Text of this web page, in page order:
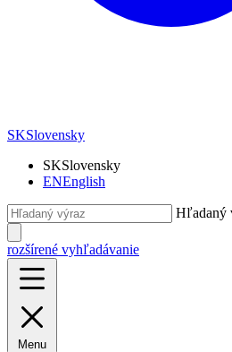
SKSlovensky
SKSlovensky
ENEnglish
Hľadaný
rozšírené vyhľadávanie
Menu